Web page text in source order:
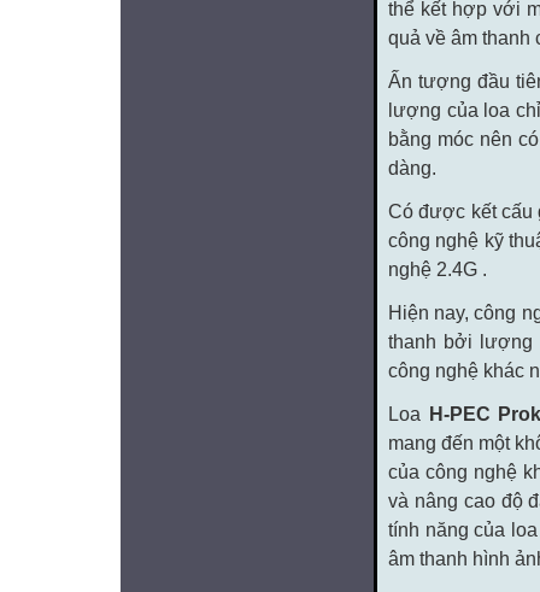
thể kết hợp với
quả về âm
Ấn tượng đầu
lượng của loa
bằng móc nên
dàng.
Có được kết cấu
công nghệ kỹ
nghệ 2.4G .
Hiện nay, công
thanh bởi lượng
công nghệ khác
Loa H-PEC
mang đến một
của công nghệ
và nâng cao độ
tính năng của
âm thanh hình